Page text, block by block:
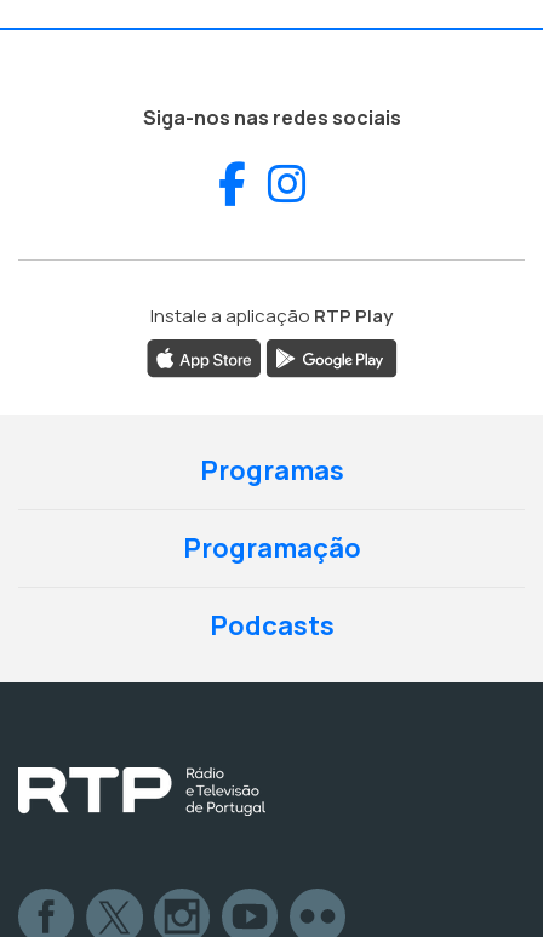
Siga-nos nas redes sociais
Facebook
Instale a aplicação RTP Play
Programas
Programação
Podcasts